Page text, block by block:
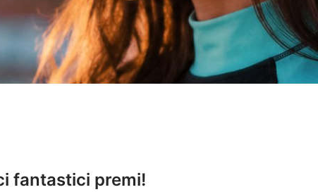
fantastici premi!